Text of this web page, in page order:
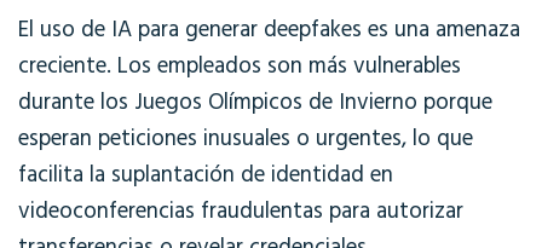
El uso de IA para generar deepfakes es una amenaza
creciente. Los empleados son más vulnerables
durante los Juegos Olímpicos de Invierno porque
esperan peticiones inusuales o urgentes, lo que
facilita la suplantación de identidad en
videoconferencias fraudulentas para autorizar